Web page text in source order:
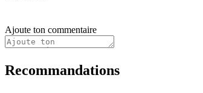
Ajoute ton commentaire
Recommandations